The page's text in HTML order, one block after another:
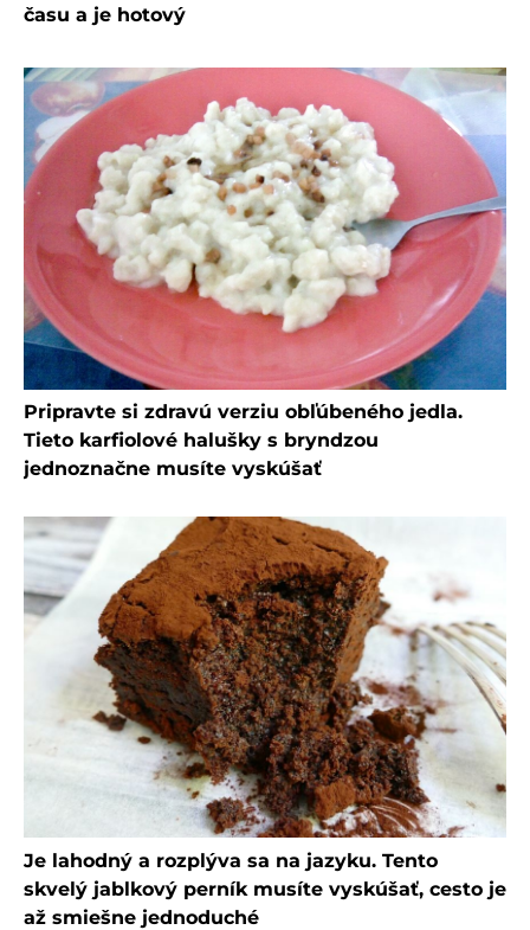
času a je hotový
Pripravte si zdravú verziu obľúbeného jedla.
Tieto karfiolové halušky s bryndzou
jednoznačne musíte vyskúšať
Je lahodný a rozplýva sa na jazyku. Tento
skvelý jablkový perník musíte vyskúšať, cesto je
až smiešne jednoduché